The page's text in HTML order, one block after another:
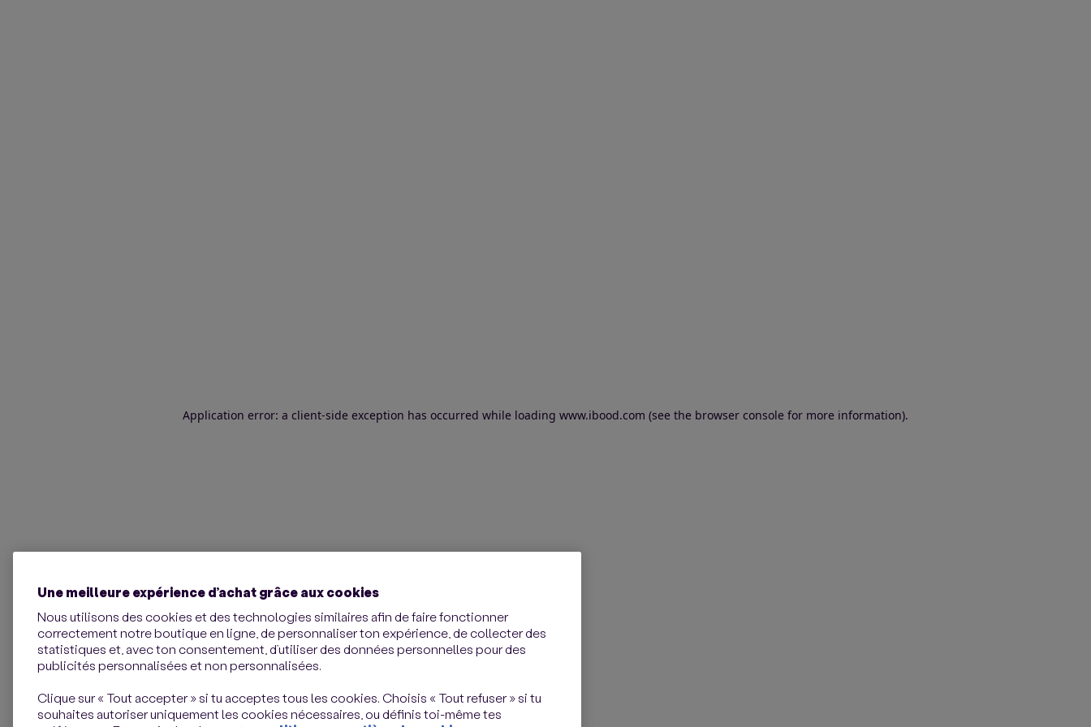
Application error: a client-side exception has occurred while loading www.ibood.com (see the browser console for more information).
Une meilleure expérience d’achat grâce aux cookies
Nous utilisons des cookies et des technologies similaires afin de faire fonctionner
correctement notre boutique en ligne, de personnaliser ton expérience, de collecter des
statistiques et, avec ton consentement, d’utiliser des données personnelles pour des
publicités personnalisées et non personnalisées.
Clique sur « Tout accepter » si tu acceptes tous les cookies. Choisis « Tout refuser » si tu
souhaites autoriser uniquement les cookies nécessaires, ou définis toi-même tes